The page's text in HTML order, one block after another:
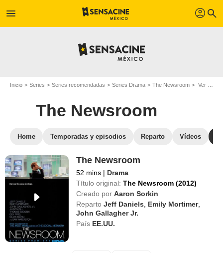
menu profil search
Inicio Series Series recomendadas Series Drama The Newsroom Ver The Newsroom en streaming
The Newsroom
Home Temporadas y episodios Reparto Vídeos
The Newsroom
52 mins | Drama
Título original: The Newsroom (2012)
Creado por Aaron Sorkin
Reparto Jeff Daniels Emily Mortimer,
John Gallagher Jr.
País EE.UU.